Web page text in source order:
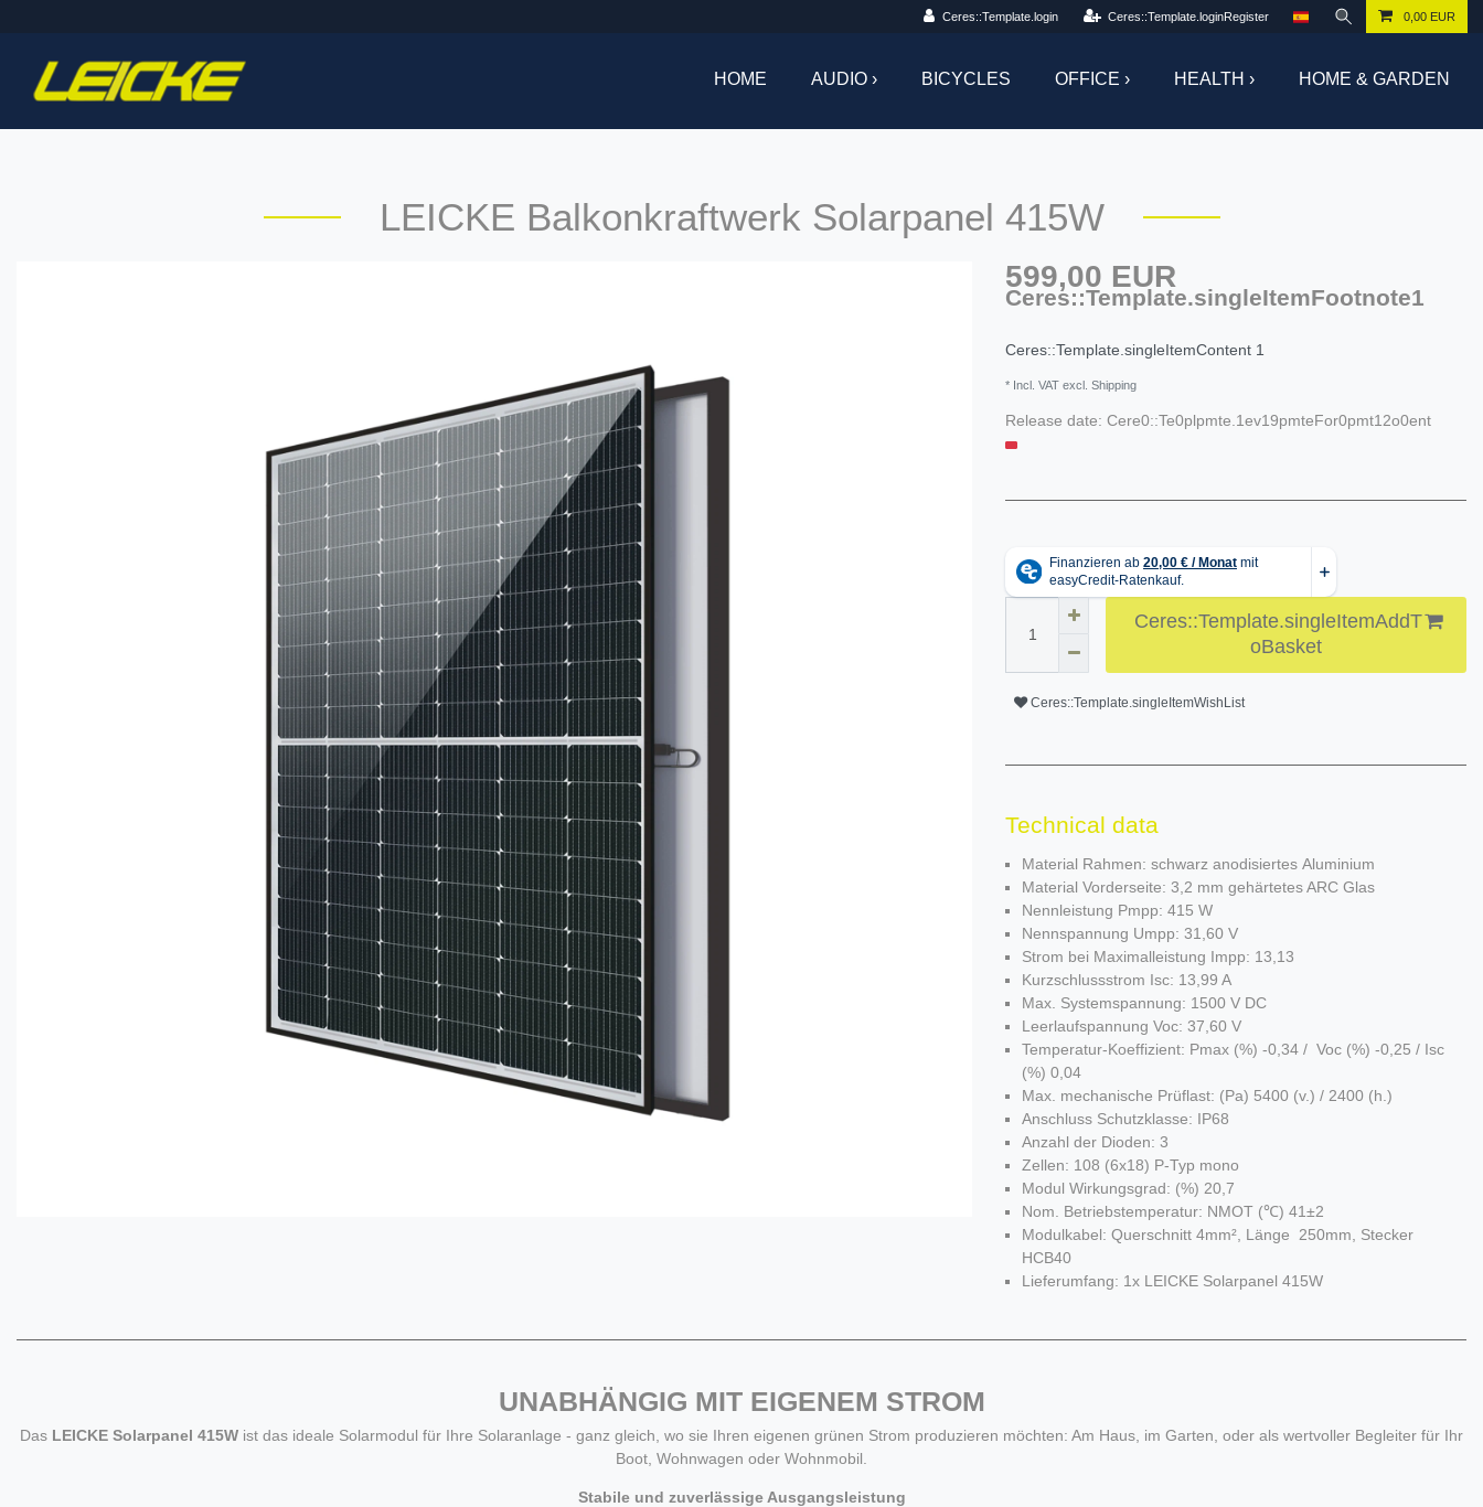
Ceres::Template.login Ceres::Template.loginRegister 0,00 EUR
HOME AUDIO › BICYCLES OFFICE › HEALTH › HOME & GARDEN
LEICKE Balkonkraftwerk Solarpanel 415W
599,00 EUR
Ceres::Template.singleItemFootnote1
Ceres::Template.singleItemContent 1
* Incl. VAT excl. Shipping
Release date: Cere0::Te0plpmte.1ev19pmteFor0pmt12o0ent
Ceres::Template.singleItemAddT
oBasket
Ceres::Template.singleItemWishList
Technical data
Material Rahmen: schwarz anodisiertes Aluminium
Material Vorderseite: 3,2 mm gehärtetes ARC Glas
Nennleistung Pmpp: 415 W
Nennspannung Umpp: 31,60 V
Strom bei Maximalleistung Impp: 13,13
Kurzschlussstrom Isc: 13,99 A
Max. Systemspannung: 1500 V DC
Leerlaufspannung Voc: 37,60 V
Temperatur-Koeffizient: Pmax (%) -0,34 / Voc (%) -0,25 / Isc
(%) 0,04
Max. mechanische Prüflast: (Pa) 5400 (v.) / 2400 (h.)
Anschluss Schutzklasse: IP68
Anzahl der Dioden: 3
Zellen: 108 (6x18) P-Typ mono
Modul Wirkungsgrad: (%) 20,7
Nom. Betriebstemperatur: NMOT (℃) 41±2
Modulkabel: Querschnitt 4mm², Länge 250mm, Stecker
HCB40
Lieferumfang: 1x LEICKE Solarpanel 415W
UNABHÄNGIG MIT EIGENEM STROM
Das LEICKE Solarpanel 415W ist das ideale Solarmodul für Ihre Solaranlage - ganz gleich, wo sie Ihren eigenen grünen Strom produzieren möchten: Am Haus, im Garten, oder als wertvoller Begleiter für Ihr
Boot, Wohnwagen oder Wohnmobil.
Stabile und zuverlässige Ausgangsleistung